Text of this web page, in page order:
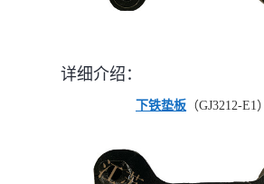
详细介绍：
下铁垫板 （GJ3212-E1）